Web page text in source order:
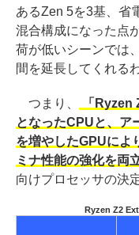
あるZen 5を3基、省
混合構成になった点
荷が低いシーンでは
間を延長してくれる
つまり、
「Ryzen
となったCPUと、ア
を増やしたGPUによ
ミナ性能の強化を両
向けプロセッサの決
Ryzen Z2